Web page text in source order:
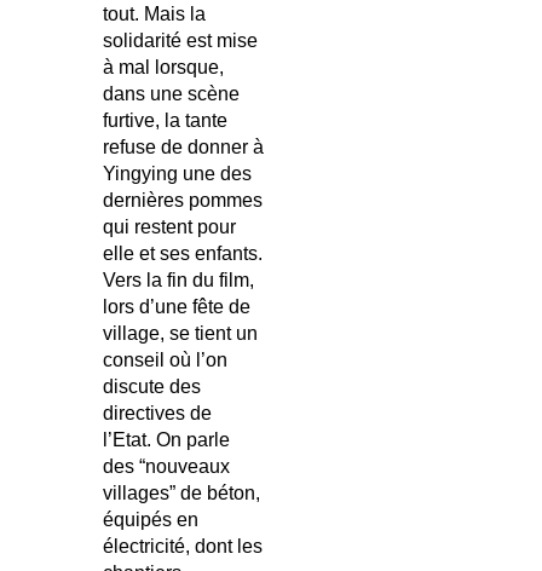
tout. Mais la
solidarité est mise
à mal lorsque,
dans une scène
furtive, la tante
refuse de donner à
Yingying une des
dernières pommes
qui restent pour
elle et ses enfants.
Vers la fin du film,
lors d’une fête de
village, se tient un
conseil où l’on
discute des
directives de
l’Etat. On parle
des “nouveaux
villages” de béton,
équipés en
électricité, dont les